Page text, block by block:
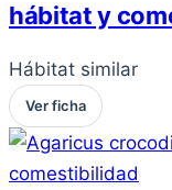
hábitat y
Hábitat similar
Ver ficha